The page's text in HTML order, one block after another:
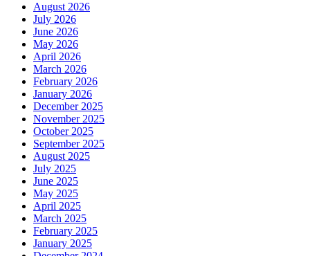
August 2026
July 2026
June 2026
May 2026
April 2026
March 2026
February 2026
January 2026
December 2025
November 2025
October 2025
September 2025
August 2025
July 2025
June 2025
May 2025
April 2025
March 2025
February 2025
January 2025